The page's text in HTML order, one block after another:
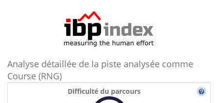
Analyse détaillée de la piste analysée comme
Course (RNG)
Difficulté du parcours